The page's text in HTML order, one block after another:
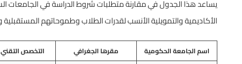
يساعد هذا الجدول في مقارنة متطلبات شروط الدراسة في الجامعات
الأكاديمية والتمويلية الأنسب لقدرات الطلاب وطموحاتهم المستقبلية
اسم الجامعة الحكومية مقرها الجغرافي التخصص التقني